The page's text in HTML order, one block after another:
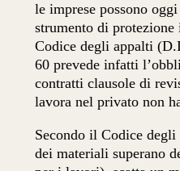
le imprese possono
strumento di
Codice degli appalti
60 prevede infatti
contratti clausole di
lavora nel privato non
Secondo il Codice
dei materiali superano